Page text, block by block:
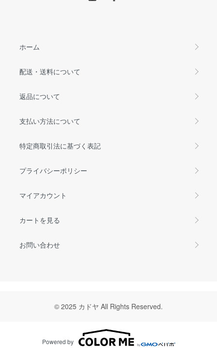
ホーム
配送・送料について
返品について
支払い方法について
特定商取引法に基づく表記
プライバシーポリシー
マイアカウント
カートを見る
お問い合わせ
© 2025 カドヤ All Rights Reserved.
Powered by